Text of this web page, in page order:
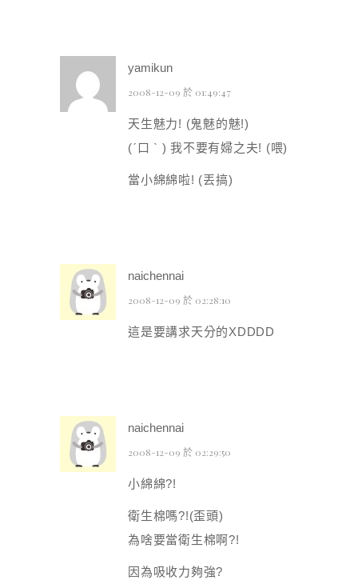
yamikun
2008-12-09 於 01:49:47
天生魅力! (鬼魅的魅!)
(ˊ口 ˋ ) 我不要有婦之夫! (喂)
當小綿綿啦! (丟搞)
naichennai
2008-12-09 於 02:28:10
這是要講求天分的XDDDD
naichennai
2008-12-09 於 02:29:50
小綿綿?!
衛生棉嗎?!(歪頭)
為啥要當衛生棉啊?!
因為吸收力夠強?